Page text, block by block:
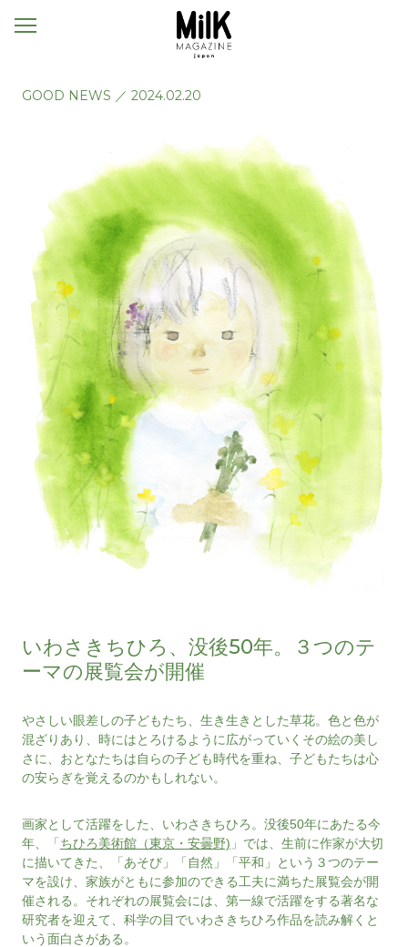
メ
GOOD NEWS ／ 2024.02.20
いわさきちひろ、没後50年。３つのテ
ーマの展覧会が開催
やさしい眼差しの子どもたち、生き生きとした草花。色と色が
混ざりあり、時にはとろけるように広がっていくその絵の美し
さに、おとなたちは自らの子ども時代を重ね、子どもたちは心
の安らぎを覚えるのかもしれない。
画家として活躍をした、いわさきちひろ。没後50年にあたる今
年、「ちひろ美術館（東京・安曇野) 」では、生前に作家が大切
に描いてきた、「あそび」「自然」「平和」という３つのテー
マを設け、家族がともに参加のできる工夫に満ちた展覧会が開
催される。それぞれの展覧会には、第一線で活躍をする著名な
研究者を迎えて、科学の目でいわさきちひろ作品を読み解くと
いう面白さがある。